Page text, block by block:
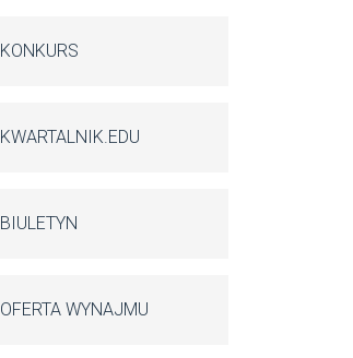
KONKURS
KWARTALNIK.EDU
BIULETYN
OFERTA WYNAJMU